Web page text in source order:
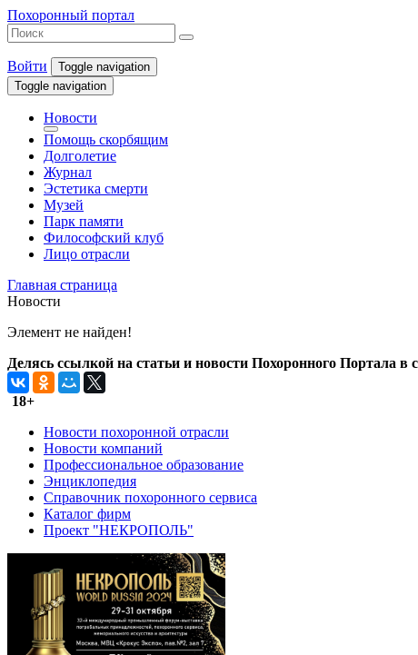
Похоронный портал
Войти
Toggle navigation
Toggle navigation
Новости
Помощь скорбящим
Долголетие
Журнал
Эстетика смерти
Музей
Парк памяти
Философский клуб
Лицо отрасли
Главная страница
Новости
Элемент не найден!
Делясь ссылкой на статьи и новости Похоронного Портала в
18+
Новости похоронной отрасли
Новости компаний
Профессиональное образование
Энциклопедия
Справочник похоронного сервиса
Каталог фирм
Проект "НЕКРОПОЛЬ"